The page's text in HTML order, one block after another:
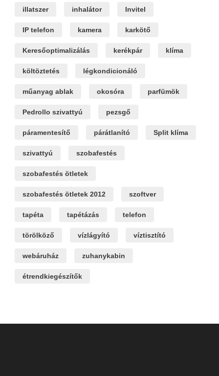
illatszer inhalátor Invitel
IP telefon kamera karkötő
Keresőoptimalizálás kerékpár klíma
költöztetés légkondicionáló
műanyag ablak okosóra parfümök
Pedrollo szivattyú pezsgő
páramentesítő párátlanító Split klíma
szivattyú szobafestés
szobafestés ötletek
szobafestés ötletek 2012 szoftver
tapéta tapétázás telefon
törölköző vízlágyító víztisztító
webáruház zuhanykabin
étrendkiegészítők